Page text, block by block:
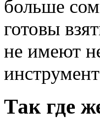
больше
готовы
не имеют
Так где